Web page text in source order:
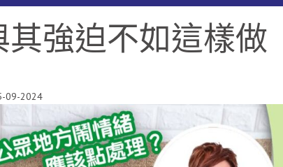
強迫不如這樣做
09-2024